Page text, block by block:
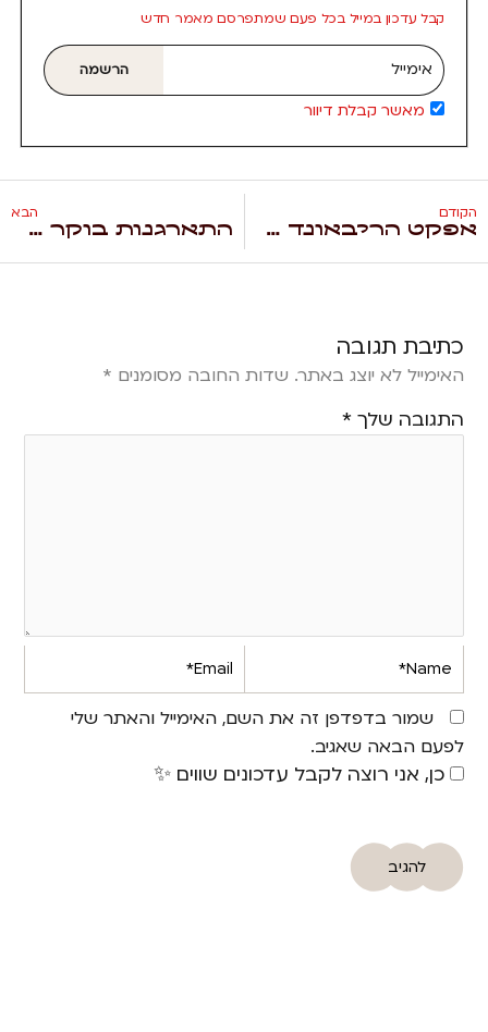
קבל עדכון במייל בכל פעם שמתפרסם מאמר חדש
אימייל
מאשר קבלת דיוור
הרשמה
הקודם
אפקט הריבאונד אצל ילדים עם ADHD
הבא
התארגנות בוקר ב-ADHD: איך מחזירים את השליטה?
כתיבת תגובה
האימייל לא יוצג באתר. שדות החובה מסומנים *
התגובה שלך *
Name*
Email*
שמור בדפדפן זה את השם, האימייל והאתר שלי
לפעם הבאה שאגיב.
כן, אני רוצה לקבל עדכונים שווים ✨